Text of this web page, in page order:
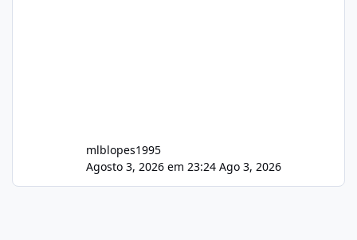
mlblopes1995
Agosto 3, 2026 em 23:24 Ago 3, 2026